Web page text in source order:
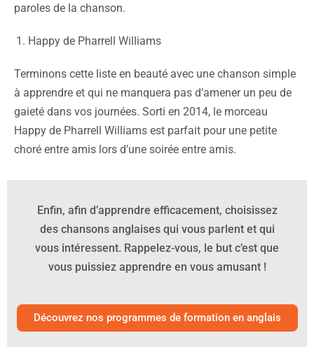
paroles de la chanson.
Happy de Pharrell Williams
Terminons cette liste en beauté avec une chanson simple
à apprendre et qui ne manquera pas d’amener un peu de
gaieté dans vos journées. Sorti en 2014, le morceau
Happy de Pharrell Williams est parfait pour une petite
choré entre amis lors d’une soirée entre amis.
Enfin, afin d’apprendre efficacement, choisissez
des chansons anglaises qui vous parlent et qui
vous intéressent. Rappelez-vous, le but c’est que
vous puissiez apprendre en vous amusant !
Découvrez nos programmes de formation en anglais